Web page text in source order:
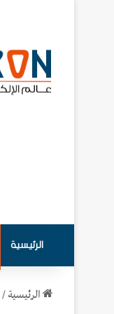
الرئيسية
الرئيسية/